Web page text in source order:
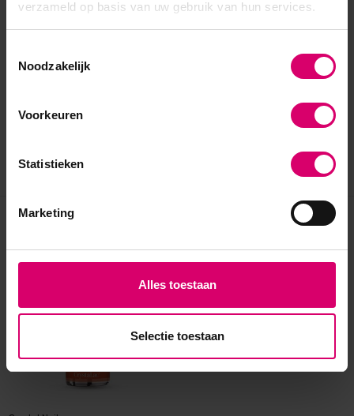
verzameld op basis van uw gebruik van hun services.
Noodzakelijk
Voorkeuren
Statistieken
Marketing
Alles toestaan
Selectie toestaan